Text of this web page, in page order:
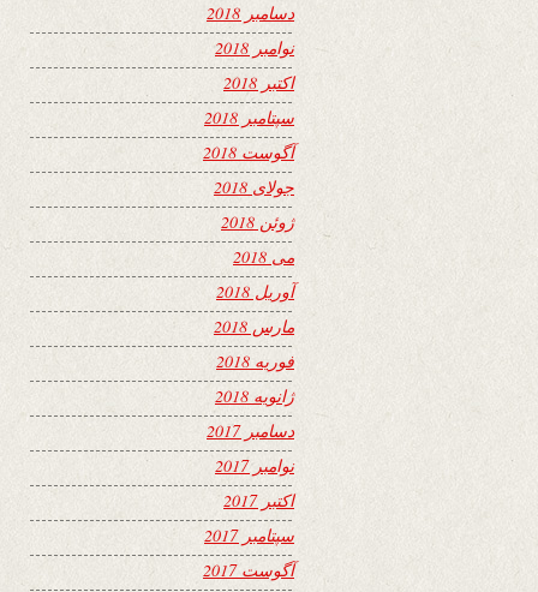
دسامبر 2018
نوامبر 2018
اکتبر 2018
سپتامبر 2018
آگوست 2018
جولای 2018
ژوئن 2018
می 2018
آوریل 2018
مارس 2018
فوریه 2018
ژانویه 2018
دسامبر 2017
نوامبر 2017
اکتبر 2017
سپتامبر 2017
آگوست 2017